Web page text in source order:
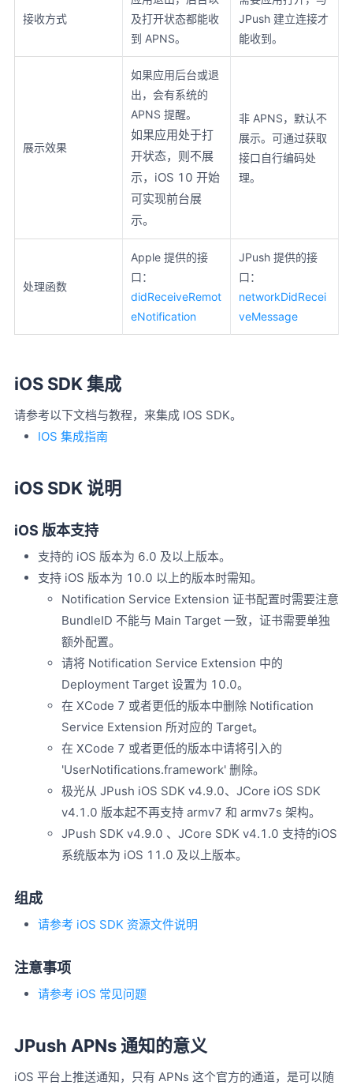
接收方式
及打开状态都能收
到 APNS。
JPush 建立连接才
能收到。
展示效果
如果应用后台或退
出，会有系统的
APNS 提醒。
如果应用处于打
开状态，则不展
示，iOS 10 开始
可实现前台展
示。
非 APNS，默认不
展示。可通过获取
接口自行编码处
理。
处理函数
Apple 提供的接
口：
didReceiveRemot
eNotification
JPush 提供的接
口：
networkDidRecei
veMessage
iOS SDK 集成
请参考以下文档与教程，来集成 IOS SDK。
IOS 集成指南
iOS SDK 说明
iOS 版本支持
支持的 iOS 版本为 6.0 及以上版本。
支持 iOS 版本为 10.0 以上的版本时需知。
Notification Service Extension 证书配置时需要注意
BundleID 不能与 Main Target 一致，证书需要单独
额外配置。
请将 Notification Service Extension 中的
Deployment Target 设置为 10.0。
在 XCode 7 或者更低的版本中删除 Notification
Service Extension 所对应的 Target。
在 XCode 7 或者更低的版本中请将引入的
'UserNotifications.framework' 删除。
极光从 JPush iOS SDK v4.9.0、JCore iOS SDK
v4.1.0 版本起不再支持 armv7 和 armv7s 架构。
JPush SDK v4.9.0 、JCore SDK v4.1.0 支持的iOS
系统版本为 iOS 11.0 及以上版本。
组成
请参考 iOS SDK 资源文件说明
注意事项
请参考 iOS 常见问题
JPush APNs 通知的意义
iOS 平台上推送通知，只有 APNs 这个官方的通道，是可以随